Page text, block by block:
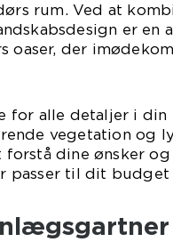
rum. Ved at
er en
oaser, der
alle detaljer i din
vegetation og
dine ønsker og
passer til dit budget